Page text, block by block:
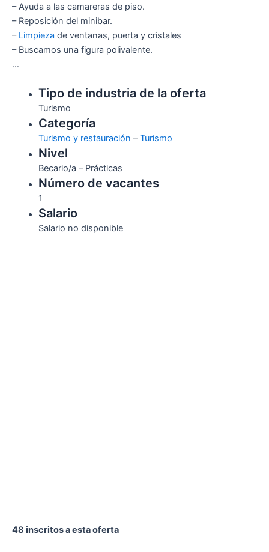
– Ayuda a las camareras de piso.
– Reposición del minibar.
– Limpieza de ventanas, puerta y cristales
– Buscamos una figura polivalente.
…
Tipo de industria de la oferta
Turismo
Categoría
Turismo y restauración –Turismo
Nivel
Becario/a – Prácticas
Número de vacantes
1
Salario
Salario no disponible
48 inscritos a esta oferta